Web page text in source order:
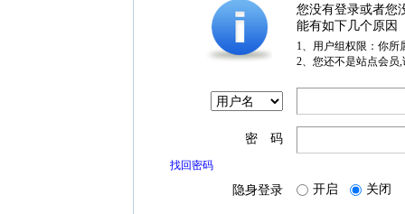
您没有登录或者您
能有如下几个原因
1、用户组权限：你所
2、您还不是站点会员
密 码
找回密码
隐身登录 开启 关闭